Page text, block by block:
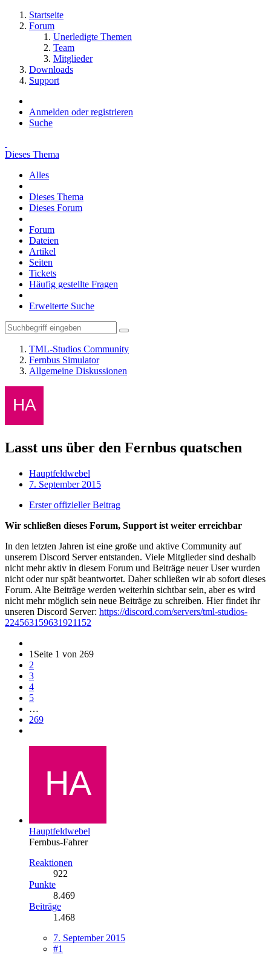
Startseite
Forum
Unerledigte Themen
Team
Mitglieder
Downloads
Support
Anmelden oder registrieren
Suche
Dieses Thema
Alles
Dieses Thema
Dieses Forum
Forum
Dateien
Artikel
Seiten
Tickets
Häufig gestellte Fragen
Erweiterte Suche
TML-Studios Community
Fernbus Simulator
Allgemeine Diskussionen
Lasst uns über den Fernbus quatschen
Hauptfeldwebel
7. September 2015
Erster offizieller Beitrag
Wir schließen dieses Forum, Support ist weiter erreichbar
In den letzten Jahren ist eine große und aktive Community auf
unserem Discord Server entstanden. Viele Mitglieder sind deshalb
nicht mehr aktiv in diesem Forum und Beiträge neuer User wurden
nicht oder nur spät beantwortet. Daher schließen wir ab sofort dieses
Forum. Alte Beiträge werden weiterhin sichtbar sein, aber es wird
nicht mehr möglich sein neue Beiträge zu schreiben. Hier findet ihr
unseren Discord Server: https://discord.com/servers/tml-studios-
224563159631921152
1 Seite 1 von 269
2
3
4
5
…
269
Hauptfeldwebel
Fernbus-Fahrer
Reaktionen
922
Punkte
8.469
Beiträge
1.468
7. September 2015
#1